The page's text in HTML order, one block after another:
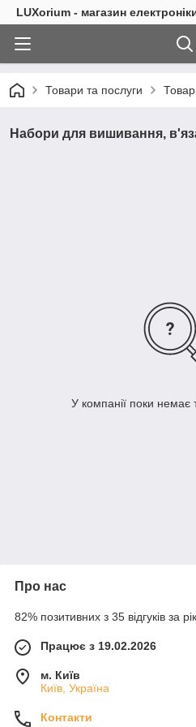
LUXorium - магазин
Товари та послуги
Набори для вишивання,
У компанії поки немає
Про нас
82% позитивних з 35 відгуків за рік
Працює з 19.02.2026
м. Київ
Київ, Україна
Контакти